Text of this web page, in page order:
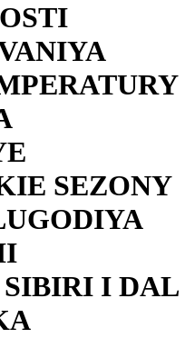
SEZONY
SIBIRI I DAL